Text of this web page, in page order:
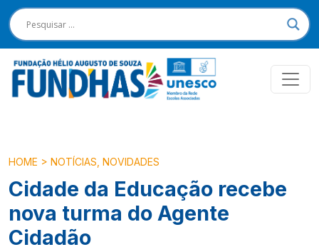
HOME > NOTÍCIAS NOVIDADES
Cidade da Educação recebe
nova turma do Agente
Cidadão